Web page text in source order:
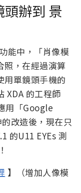
辦到 景
能中，「肖像模
照，在經過演算
用單鏡頭手機的
XDA 的工程師
用「Google
改造後，現在只
的U11 EYEs 測
】（增加人像模